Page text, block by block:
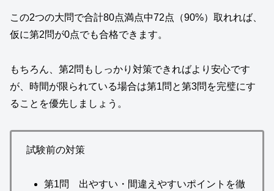
この2つの大問で合計80点満点中72点（90%）取れれば、
仮に第2問が0点でも合格できます。
もちろん、第2問もしっかり対策できればより安心です
が、時間が限られている場合は第1問と第3問を完璧にす
ることを優先しましょう。
試験前の対策
第1問 出やすい・間違えやすいポイントを徹